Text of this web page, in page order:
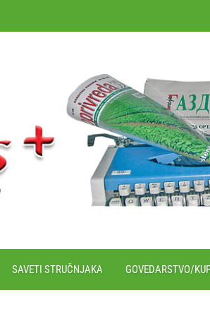
SAVETI STRUČNJAKA GOVEDARSTVO/